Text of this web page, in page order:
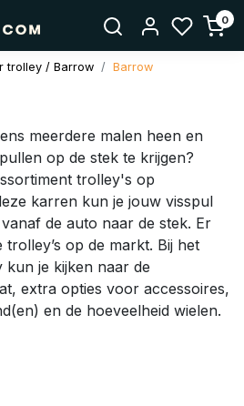
0
trolley / Barrow Barrow
meerdere malen heen en
op de stek te krijgen?
trolley's op
karren kun je jouw visspul
de auto naar de stek. Er
op de markt. Bij het
je kijken naar de
extra opties voor accessoires,
en de hoeveelheid wielen.